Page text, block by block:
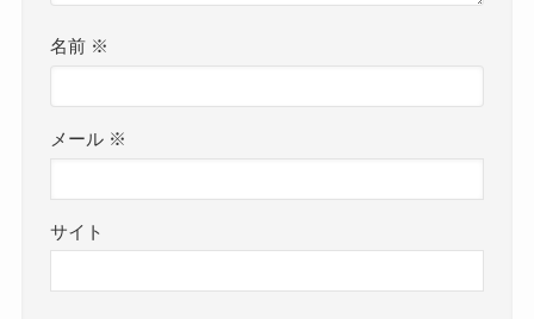
名前 ※
メール ※
サイト